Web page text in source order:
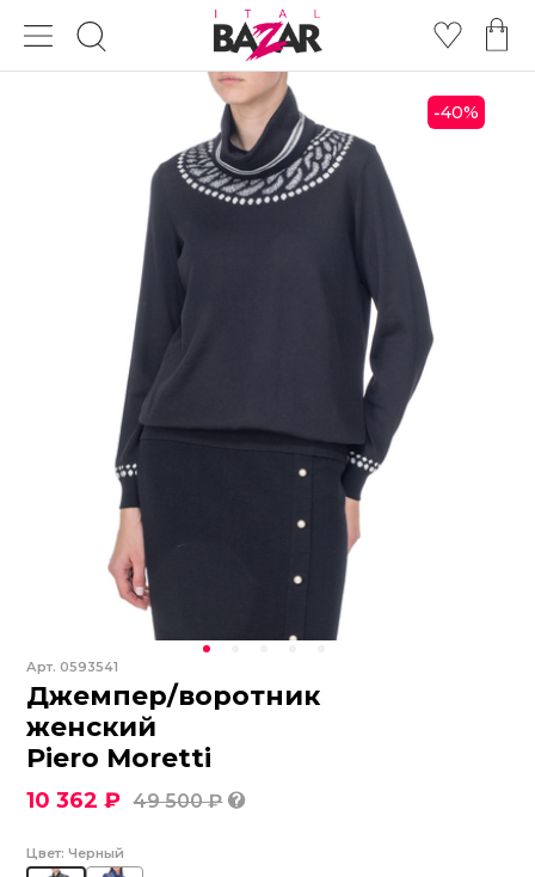
-40%
Арт.0593541
Джемпер/воротник
женский
Piero Moretti
10 362 ₽ 49 500 ₽
Цвет: Черный